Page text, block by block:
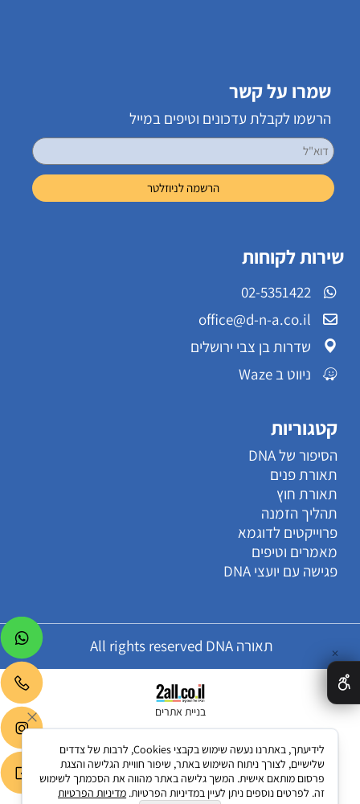
שמרו על קשר
הרשמו לקבלת עדכונים וטיפים במייל
שירות לקוחות
02-5351422
office@d-n-a.co.il
שדרות בן צבי ירושלים
ניווט ב Waze
קטגוריות
הסיפור של DNA
תאורת פנים
תאורת חוץ
תהליך הזמנה
פרוייקטים לדוגמא
מאמרים וטיפים
פגישה עם יועצי DNA
תאורה All rights reserved DNA
בניית אתרים
✕
לידיעתך, באתרנו נעשה שימוש בקבצי Cookies, לרבות של צדדים
שלישיים, לצורך ניתוח השימוש באתר, שיפור חוויית הגלישה והצגת
פרסום מותאם אישית. המשך גלישה באתר מהווה את הסכמתך לשימוש
זה. לפרטים נוספים ניתן לעיין במדיניות הפרטיות. מדיניות הפרטיות